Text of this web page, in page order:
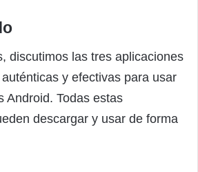
discutimos las tres aplicaciones
y efectivas para usar
Android. Todas estas
descargar y usar de forma